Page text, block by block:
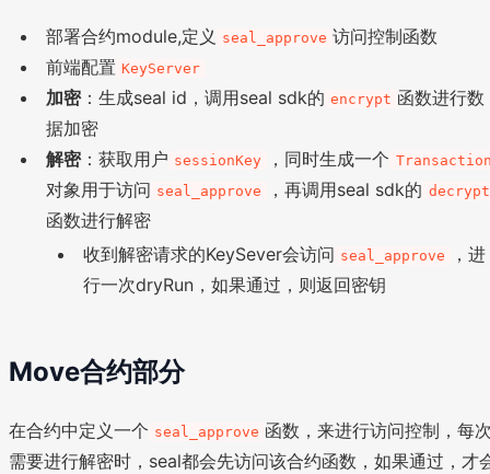
部署合约module,定义 seal_approve 访问控制函数
前端配置 KeyServer
加密：生成seal id，调用seal sdk的 encrypt 函数进行数
据加密
解密：获取用户 sessionKey ，同时生成一个
对象用于访问 seal_approve ，再调用seal sdk的 decrypt
函数进行解密
收到解密请求的KeySever会访问 seal_approve
，进
行一次dryRun，如果通过，则返回密钥
Move合约部分
在合约中定义一个 seal_approve 函数，来进行访问控制，每
需要进行解密时，seal都会先访问该合约函数，如果通过，才